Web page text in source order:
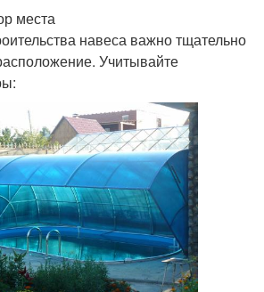
места
навеса важно тщательно
Учитывайте